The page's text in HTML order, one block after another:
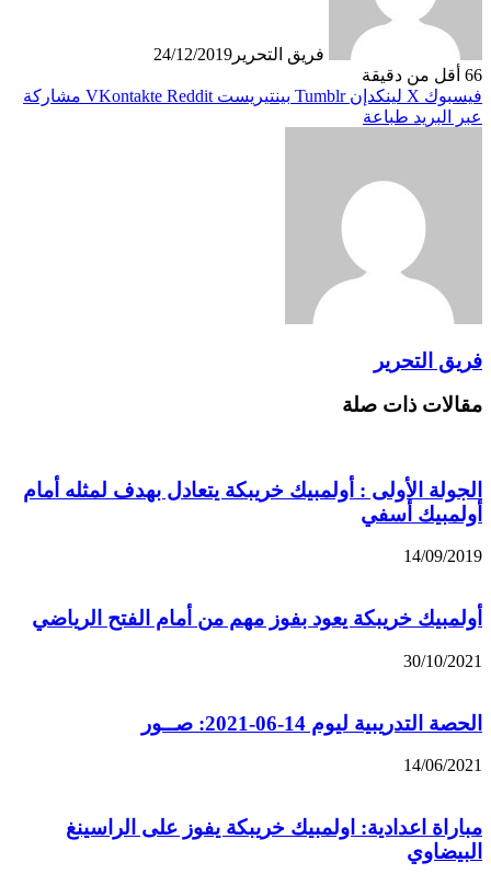
فريق التحرير 24/12/2019
66 أقل من دقيقة
فيسبوك X لينكدإن بينتيريست
مشاركة
عبر البريد طباعة
فريق التحرير
مقالات ذات صلة
الجولة الأولى : أولمبيك خريبكة يتعادل بهدف لمثله أمام
أولمبيك أسفي
14/09/2019
أولمبيك خريبكة يعود بفوز مهم من أمام الفتح الرياضي
30/10/2021
الحصة التدريبية ليوم 14-06-2021: صــور
14/06/2021
مباراة اعدادية: اولمبيك خريبكة يفوز على الراسينغ
البيضاوي